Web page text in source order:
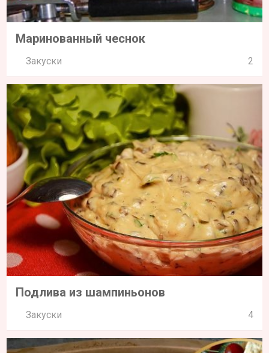
Маринованный чеснок
Закуски 2
Подлива из шампиньонов
Закуски 4